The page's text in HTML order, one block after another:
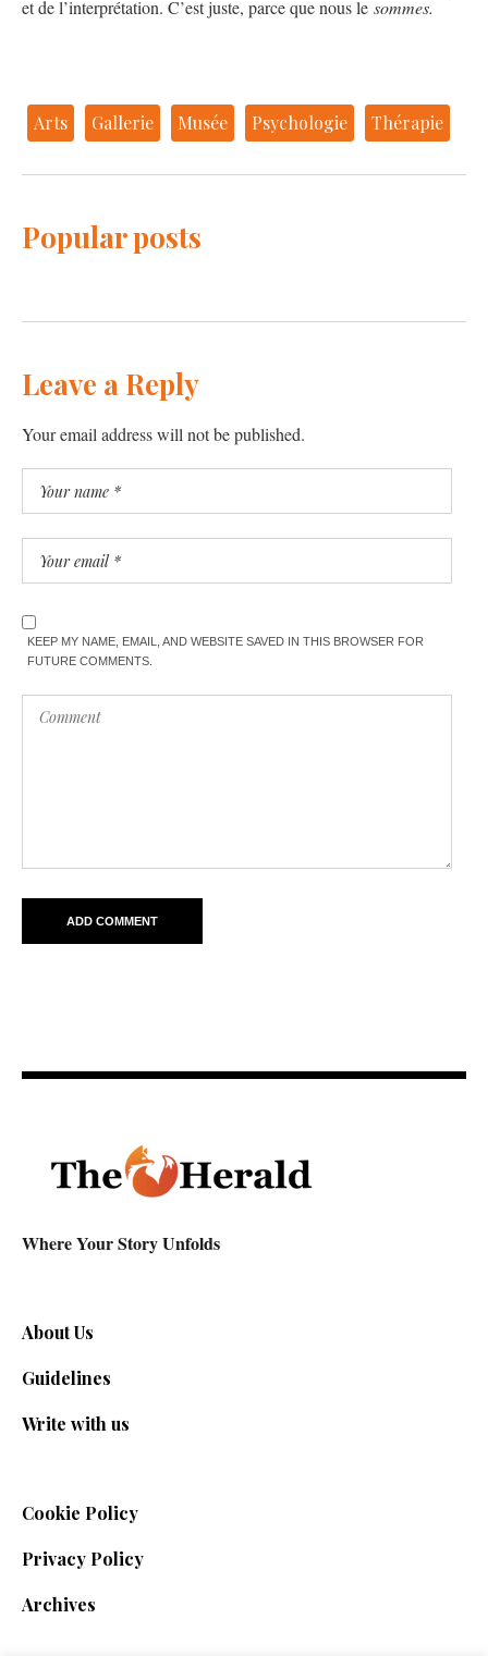
et de l’interprétation. C’est juste, parce que nous le sommes.
Arts Gallerie Musée Psychologie Thérapie
Popular posts
Leave a Reply
Your email address will not be published.
KEEP MY NAME, EMAIL, AND WEBSITE SAVED IN THIS BROWSER FOR
FUTURE COMMENTS.
Where Your Story Unfolds
About Us
Guidelines
Write with us
Cookie Policy
Privacy Policy
Archives